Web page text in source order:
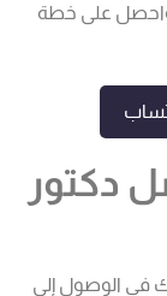
واحصل على خطة
دكتور
في الوصول إلى